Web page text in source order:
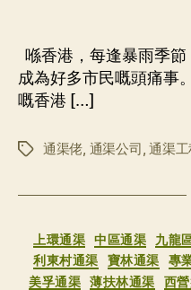
者
喺香港，每逢暴雨季
成為好多市民嘅頭痛事
嘅香港 […]
标
通渠佬 通渠公司 ,通渠工
上環通渠 中區通渠 九龍
利東村通渠
寶林通渠 專
美孚通渠 薄扶林通渠 西